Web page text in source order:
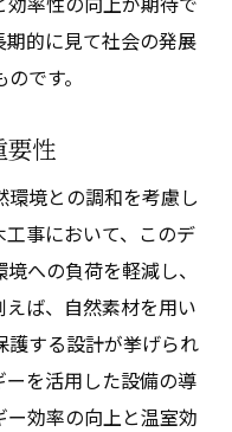
的に見て社会の発展
です。
要性
境との調和を考慮し
事において、このデ
への負荷を軽減し、
ば、自然素材を用い
護する設計が挙げられ
ーを活用した設備の導
効率の向上と温室効